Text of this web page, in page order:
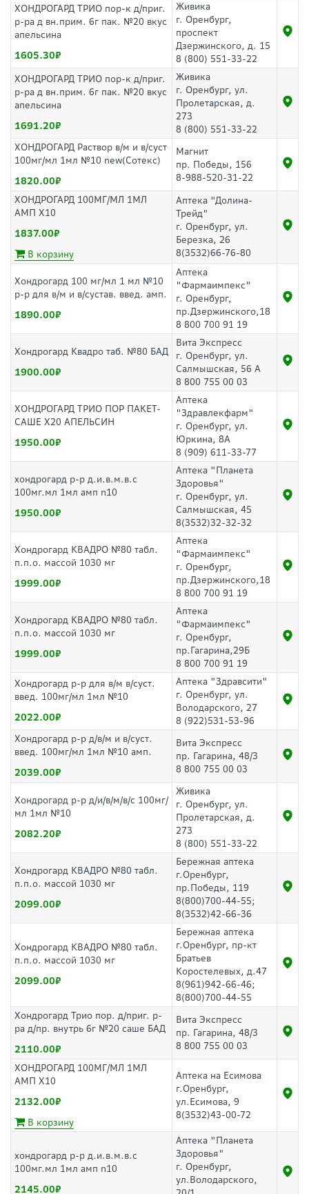
ХОНДРОГАРД ТРИО пор-к д/приг.
р-ра д вн.прим. 6г пак. №20 вкус
апельсина
1605.30
Живика
г. Оренбург,
проспект
Дзержинского, д. 15
8 (800) 551-33-22
ХОНДРОГАРД ТРИО пор-к д/приг.
р-ра д вн.прим. 6г пак. №20 вкус
апельсина
1691.20
Живика
г. Оренбург, ул.
Пролетарская, д.
273
8 (800) 551-33-22
ХОНДРОГАРД Раствор в/м и в/суст
100мг/мл 1мл №10 new(Сотекс)
1820.00
Магнит
пр. Победы, 156
8-988-520-31-22
ХОНДРОГАРД 100МГ/МЛ 1МЛ
АМП Х10
1837.00
В корзину
Аптека "Долина-
Трейд"
г. Оренбург, ул.
Березка, 26
8(3532)66-76-80
Хондрогард 100 мг/мл 1 мл №10
р-р для в/м и в/сустав. введ. амп.
1890.00
Аптека
"Фармаимпекс"
г. Оренбург,
пр.Дзержинского,18
8 800 700 91 19
Хондрогард Квадро таб. №80 БАД
1900.00
Вита Экспресс
г. Оренбург, ул.
Салмышская, 56 А
8 800 755 00 03
ХОНДРОГАРД ТРИО ПОР ПАКЕТ-
САШЕ Х20 АПЕЛЬСИН
1950.00
Аптека
"Здравлекфарм"
г. Оренбург, ул.
Юркина, 8А
8 (909) 611-33-77
хондрогард р-р д.и.в.м.в.с
100мг.мл 1мл амп n10
1950.00
Аптека "Планета
Здоровья"
г. Оренбург, ул.
Салмышская, 45
8(3532)32-32-32
Хондрогард КВАДРО №80 табл.
п.п.о. массой 1030 мг
1999.00
Аптека
"Фармаимпекс"
г. Оренбург,
пр.Дзержинского,18
8 800 700 91 19
Хондрогард КВАДРО №80 табл.
п.п.о. массой 1030 мг
1999.00
Аптека
"Фармаимпекс"
г. Оренбург,
пр.Гагарина,29Б
8 800 700 91 19
Хондрогард р-р для в/м в/суст.
введ. 100мг/мл 1мл №10
2022.00
Аптека "Здравсити"
г. Оренбург, ул.
Володарского, 27
8 (922)531-53-96
Хондрогард р-р д/в/м и в/суст.
введ. 100мг/мл 1мл №10 амп.
2039.00
Вита Экспресс
пр. Гагарина, 48/3
8 800 755 00 03
Хондрогард р-р д/и/в/м/в/с 100мг/
мл 1мл №10
2082.20
Живика
г. Оренбург, ул.
Пролетарская, д.
273
8 (800) 551-33-22
Хондрогард КВАДРО №80 табл.
п.п.о. массой 1030 мг
2099.00
Бережная аптека
г.Оренбург,
пр.Победы, 119
8(800)700-44-55;
8(3532)42-66-36
Хондрогард КВАДРО №80 табл.
п.п.о. массой 1030 мг
2099.00
Бережная аптека
г.Оренбург, пр-кт
Братьев
Коростелевых, д.47
8(961)942-66-46;
8(800)700-44-55
Хондрогард Трио пор. д/приг. р-
ра д/пр. внутрь 6г №20 саше БАД
2110.00
Вита Экспресс
пр. Гагарина, 48/3
8 800 755 00 03
ХОНДРОГАРД 100МГ/МЛ 1МЛ
АМП Х10
2132.00
В корзину
Аптека на Есимова
г.Оренбург,
ул.Есимова, 9
8(3532)43-00-72
хондрогард р-р д.и.в.м.в.с
100мг.мл 1мл амп n10
2145.00
Аптека "Планета
Здоровья"
г. Оренбург,
ул.Володарского,